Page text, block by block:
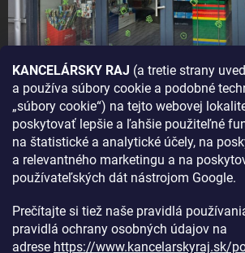
KANCELÁRSKY RAJ (a tretie strany
a používa súbory cookie a podobné
„súbory cookie“) na tejto webovej
poskytovať lepšie a ľahšie použiteľné
na štatistické a analytické účely, na
a relevantného marketingu a na
používateľských dát nástrojom Google.
Prečítajte si tiež naše pravidlá
pravidlá ochrany osobných údajov na
adrese https://www.kancelarskyraj.sk/
AKO SA K NÁM DOSTANETE?